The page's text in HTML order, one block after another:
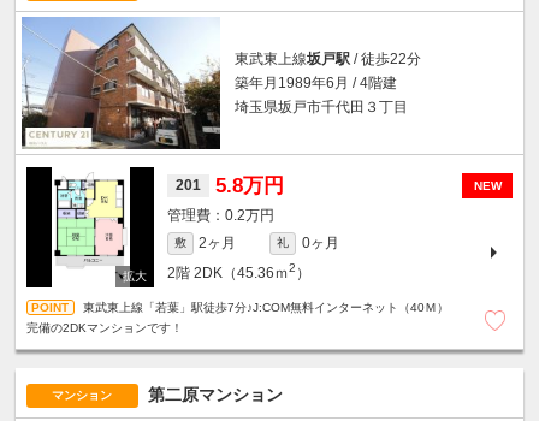
東武東上線坂戸駅 / 徒歩22分
築年月1989年6月 / 4階建
埼玉県坂戸市千代田３丁目
NEW
201 5.8万円
0.2万円
敷 2ヶ月 礼
0ヶ月
2階 2DK（45.36ｍ2 ）
東武東上線「若葉」駅徒歩7分♪J:COM無料インターネット（40Ｍ）
完備の2DKマンションです！
マンション 第二原マンション